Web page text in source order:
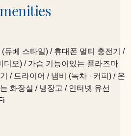
듀베 스타일) / 휴대폰 멀티 충전기 /
디오) / 가습 기능이있는 플라즈마
/ 드라이어 / 냄비 (녹차 · 커피) / 온
화장실 / 냉장고 / 인터넷 유선